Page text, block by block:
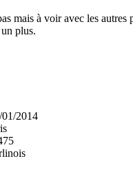
mais à voir avec les autres
plus.
01/2014